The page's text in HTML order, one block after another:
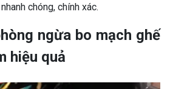
chóng, chính xác.
ngừa bo mạch ghế
hiệu quả